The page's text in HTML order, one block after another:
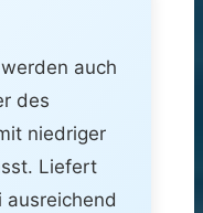
auch
des
niedriger
Liefert
ausreichend